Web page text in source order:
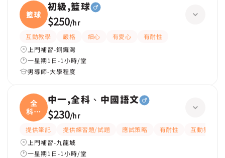
籃球
初級,籃球
$250/hr
互動教學 嚴格 細心 有愛心
有耐性
上門補習-銅鑼灣
一星期1日-1小時/堂
男導師-大學程度
全
科、
中國
中一,全科、中國語文
$230/hr
提供筆記 提供練習題/試題 應試策略 有耐性
互動教學
上門補習-九龍城
一星期1日-1小時/堂